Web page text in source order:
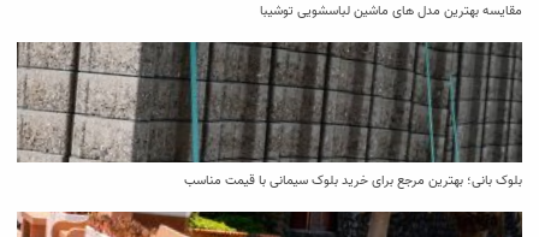
مقایسه بهترین مدل ‌های ماشین لباسشویی توشیبا
بلوک بانی؛ بهترین مرجع برای خرید بلوک سیمانی با قیمت مناسب